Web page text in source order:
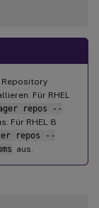
Repository
Für RHEL
repos --
Für RHEL 8
repos --
aus.